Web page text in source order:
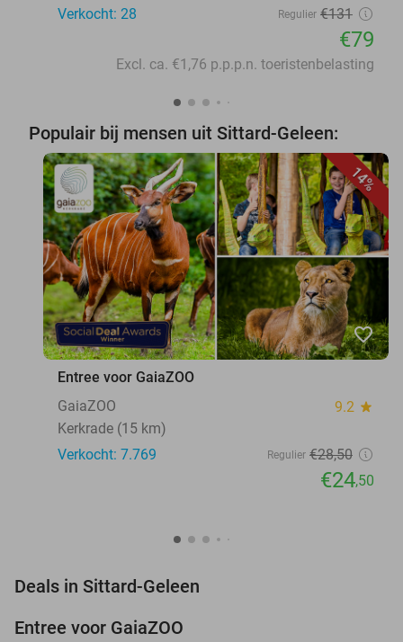
Verkocht: 28 Regulier €131
€79
Excl. ca. €1,76 p.p.p.n. toeristenbelasting
Populair bij mensen uit Sittard-Geleen:
14%
favorite_border
Entree voor GaiaZOO
GaiaZOO
9.2 star
Kerkrade (15 km)
Verkocht: 7.769
Regulier €28,50
€24,50
Deals in Sittard-Geleen
Entree voor GaiaZOO